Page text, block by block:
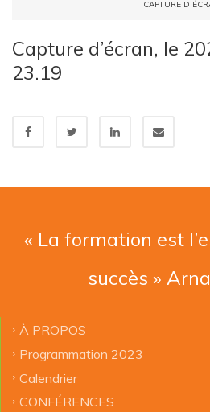
CAPTURE
Capture d’écran, le
23.19
« La formation est
succès »
À PROPOS
Programmation 2023
Calendrier
CONFÉRENCES